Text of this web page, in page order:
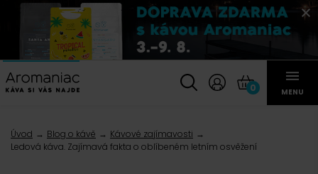
0 MENU
Úvod Blog o kávě
Kávové zajímavosti
Ledová káva. Zajímavá fakta o oblíbeném letním osvěžení